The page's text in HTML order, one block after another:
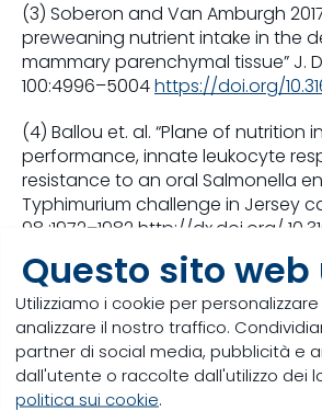
Questo sito
Utilizziamo i cookie per
analizzare il nostro traffico.
partner di social media, pubblicità e
dall'utente o raccolte dall'utilizzo dei
politica sui cookie.
(3) Soberon and Van Amburgh
preweaning nutrient intake in the
mammary parenchymal tissue” J.
100:4996–5004https://doi.org/
(4) Ballou et. al. “Plane of nutrition
performance, innate leukocyte
resistance to an oral Salmonella
Typhimurium challenge in Jersey
98 :1972–1982 http://dx.doi.org/
M. A.
5) D. L. Van De Stroet et al. 2016;
growth traits with production
cattle” J. Dairy Sci. 99:8347–8355
http://dx.doi.org/10.3168/jds.2015-